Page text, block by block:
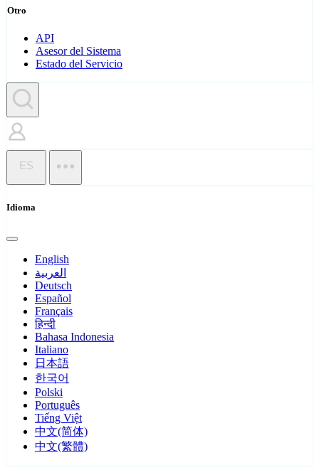
Otro
API
Asesor del Sistema
Estado del Servicio
ES
Idioma
English
العربية
Deutsch
Español
Français
हिन्दी
Bahasa Indonesia
Italiano
日本語
한국어
Polski
Português
Tiếng Việt
中文(简体)
中文(繁體)